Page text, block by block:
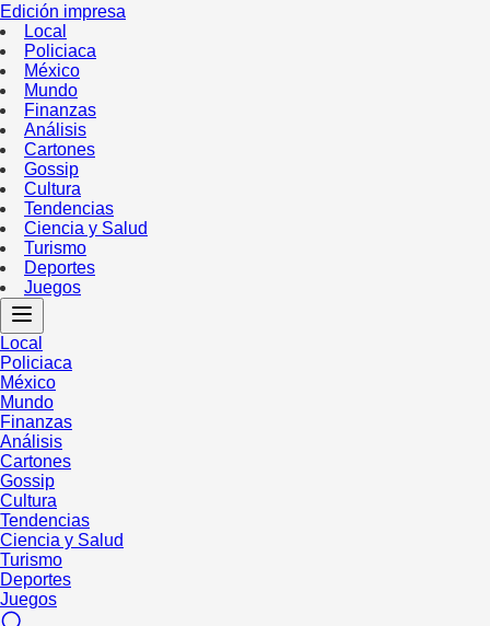
Edición impresa
Local
Policiaca
México
Mundo
Finanzas
Análisis
Cartones
Gossip
Cultura
Tendencias
Ciencia y Salud
Turismo
Deportes
Juegos
Local
Policiaca
México
Mundo
Finanzas
Análisis
Cartones
Gossip
Cultura
Tendencias
Ciencia y Salud
Turismo
Deportes
Juegos